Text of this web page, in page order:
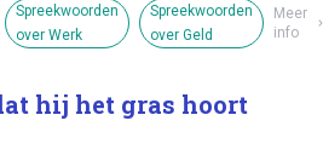
Spreekwoorden
over Werk
Spreekwoorden
over Geld
Meer
info
hij het gras hoort